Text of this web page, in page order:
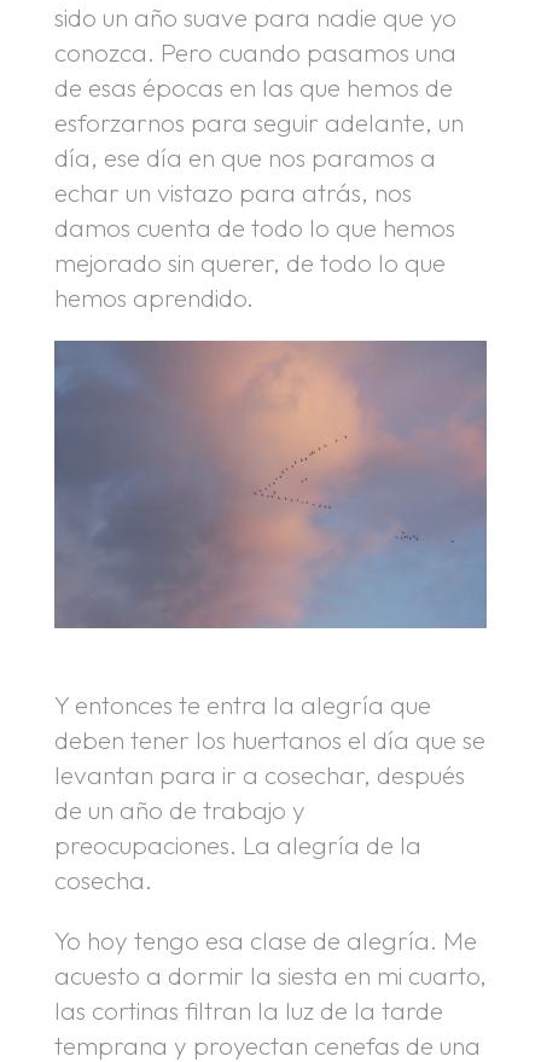
sido un año suave para nadie que yo
conozca. Pero cuando pasamos una
de esas épocas en las que hemos de
esforzarnos para seguir adelante, un
día, ese día en que nos paramos a
echar un vistazo para atrás, nos
damos cuenta de todo lo que hemos
mejorado sin querer, de todo lo que
hemos aprendido.
Y entonces te entra la alegría que
deben tener los huertanos el día que se
levantan para ir a cosechar, después
de un año de trabajo y
preocupaciones. La alegría de la
cosecha.
Yo hoy tengo esa clase de alegría. Me
acuesto a dormir la siesta en mi cuarto,
las cortinas filtran la luz de la tarde
temprana y proyectan cenefas de una